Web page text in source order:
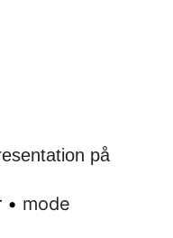
på
• mode